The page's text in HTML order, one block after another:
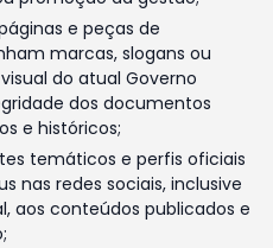
e peças de
marcas, slogans ou
do atual Governo
dos documentos
e históricos;
temáticos e perfis oficiais
nas redes sociais, inclusive
aos conteúdos publicados e